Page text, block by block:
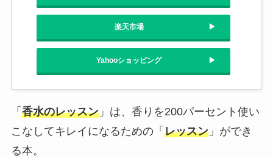
楽天市場
Yahooショッピング
「 香水のレッスン」は、香りを200パーセント使い
こなしてキレイになるための「 レッスン」ができ
る本。